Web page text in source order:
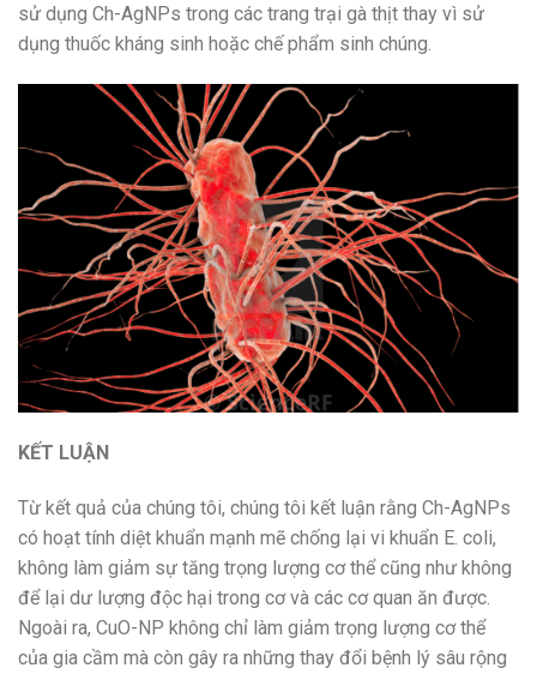
sử dụng Ch-AgNPs trong các trang trại gà thịt thay vì sử
dụng thuốc kháng sinh hoặc chế phẩm sinh chúng.
KẾT LUẬN
Từ kết quả của chúng tôi, chúng tôi kết luận rằng Ch-AgNPs
có hoạt tính diệt khuẩn mạnh mẽ chống lại vi khuẩn E. coli,
không làm giảm sự tăng trọng lượng cơ thể cũng như không
để lại dư lượng độc hại trong cơ và các cơ quan ăn được.
Ngoài ra, CuO-NP không chỉ làm giảm trọng lượng cơ thể
của gia cầm mà còn gây ra những thay đổi bệnh lý sâu rộng